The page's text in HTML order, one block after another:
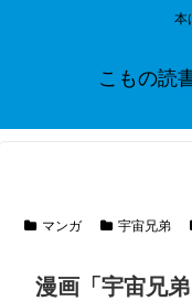
本
こもの読
マンガ 宇宙兄弟
漫画「宇宙兄